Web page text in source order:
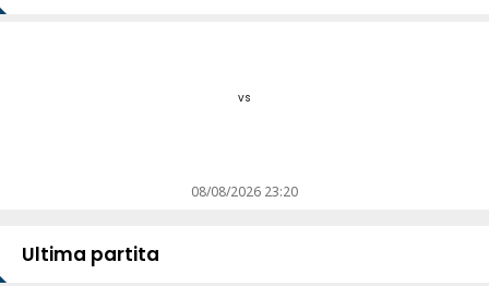
vs
08/08/2026 23:20
Ultima partita